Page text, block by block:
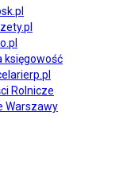
księgowość
Rolnicze
Warszawy